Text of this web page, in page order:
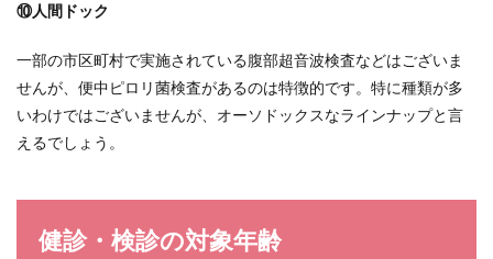
市の
けん
早見
表
4
の実
施期
⑩人間ドック
一部の市区町村で実施されている腹部超音波検査などはございま
せんが、便中ピロリ菌検査があるのは特徴的です。特に種類が多
いわけではございませんが、オーソドックスなラインナップと言
えるでしょう。
健診・検診の対象年齢